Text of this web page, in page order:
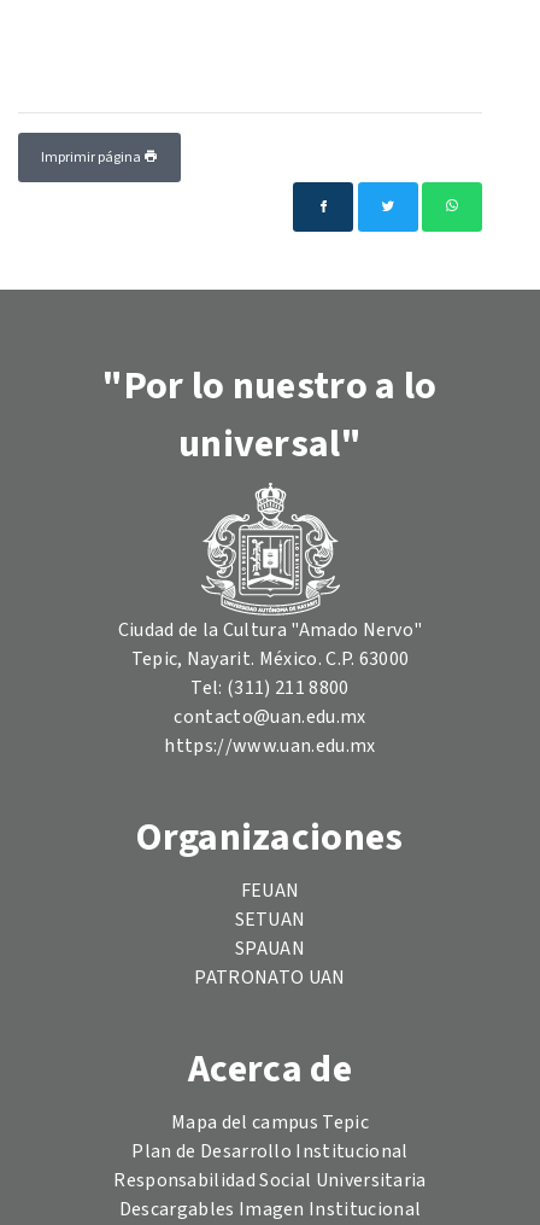
Imprimir página
"Por lo nuestro a lo
universal"
Ciudad de la Cultura "Amado Nervo"
Tepic, Nayarit. México. C.P. 63000
Tel: (311) 211 8800
contacto@uan.edu.mx
https://www.uan.edu.mx
Organizaciones
FEUAN
SETUAN
SPAUAN
PATRONATO UAN
Acerca de
Mapa del campus Tepic
Plan de Desarrollo Institucional
Responsabilidad Social Universitaria
Descargables Imagen Institucional